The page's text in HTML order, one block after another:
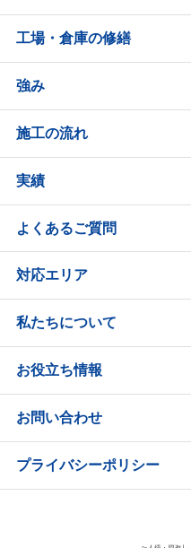
工場・倉庫の修繕
強み
施工の流れ
実績
よくあるご質問
対応エリア
私たちについて
お役立ち情報
お問い合わせ
プライバシーポリシー